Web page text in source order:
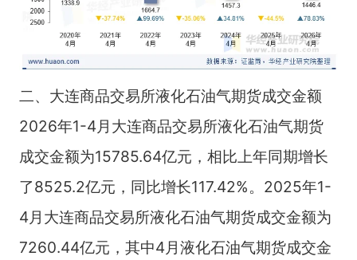
二、大连商品交易所液化石油气期货成交金额
2026年1-4月大连商品交易所液化石油气期货
成交金额为15785.64亿元，相比上年同期增长
了8525.2亿元，同比增长117.42%。2025年1-
4月大连商品交易所液化石油气期货成交金额为
7260.44亿元，其中4月液化石油气期货成交金